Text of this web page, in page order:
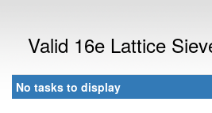
Valid 16e Lattice
No tasks to display